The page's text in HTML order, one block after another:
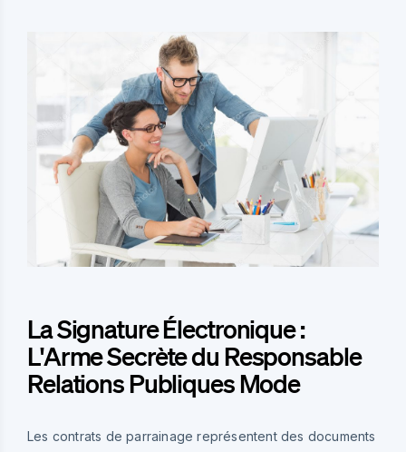
La Signature Électronique :
L'Arme Secrète du Responsable
Relations Publiques Mode
Les contrats de parrainage représentent des documents